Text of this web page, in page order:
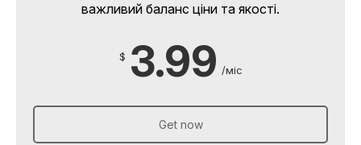
важливий баланс ціни та якості.
$ 3.99 /міс
Get now